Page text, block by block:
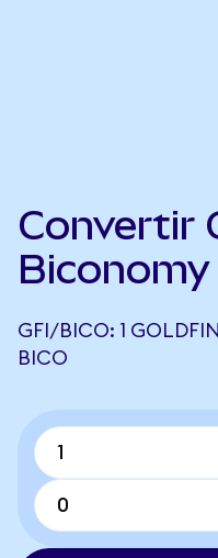
Convertir
Biconomy
GFI/BICO: 1
BICO